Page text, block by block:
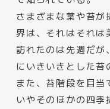
さまざまな葉や苔
界は、それはそれは
訪れたのは先週だが
にいきいきとした苔
また、苔階段を目当
いやそのほかの四季